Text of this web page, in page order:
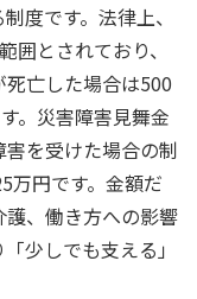
度です。法律上、
囲とされており、
亡した場合は500
。災害障害見舞金
を受けた場合の制
万円です。金額だ
、働き方への影響
少しでも支える」